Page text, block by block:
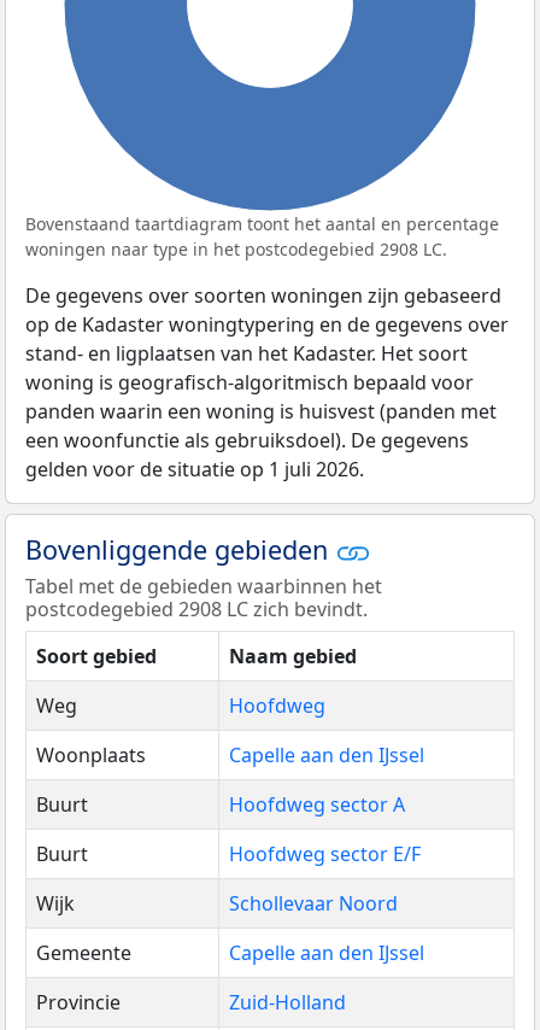
Bovenstaand taartdiagram toont het aantal en percentage
woningen naar type in het postcodegebied 2908 LC.
De gegevens over soorten woningen zijn gebaseerd
op de Kadaster woningtypering en de gegevens over
stand- en ligplaatsen van het Kadaster. Het soort
woning is geografisch-algoritmisch bepaald voor
panden waarin een woning is huisvest (panden met
een woonfunctie als gebruiksdoel). De gegevens
gelden voor de situatie op 1 juli 2026.
Bovenliggende gebieden
Tabel met de gebieden waarbinnen het
postcodegebied 2908 LC zich bevindt.
Soort gebied
Naam gebied
Weg
Hoofdweg
Woonplaats
Capelle aan den IJssel
Buurt
Hoofdweg sector A
Buurt
Hoofdweg sector E/F
Wijk
Schollevaar Noord
Gemeente
Capelle aan den IJssel
Provincie
Zuid-Holland